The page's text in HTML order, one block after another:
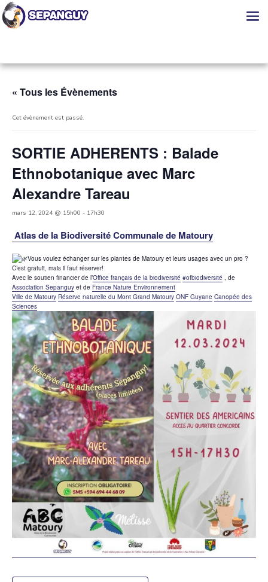
« Tous les Évènements
Cet évènement est passé.
SORTIE ADHERENTS : Balade
Ethnobotanique avec Marc
Alexandre Tareau
mars 12, 2024 @ 15h00 - 17h30
Atlas de la Biodiversité Communale de Matoury
Vous voulez échanger sur les plantes de Matoury et leurs usages avec un pro ?
C’est gratuit, mais il faut réserver!
Avec le soutien financier de l’Office français de la biodiversité #ofbiodiversité , de
Association Sepanguy et de France Nature Environnement
Ville de Matoury Réserve naturelle du Mont Grand Matoury ONF Guyane Canopée des
Sciences